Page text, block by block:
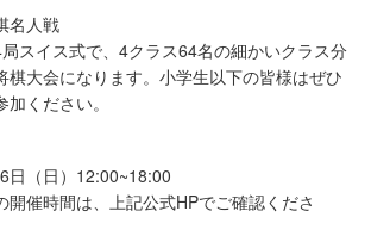
名人戦
スイス式で、4クラス64名の細かいクラス分
棋大会になります。小学生以下の皆様はぜひ
ください。
日（日）12:00~18:00
開催時間は、上記公式HPでご確認くださ